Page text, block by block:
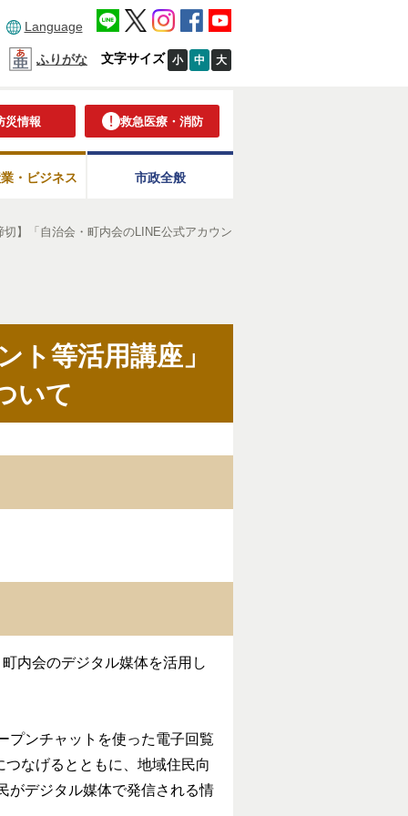
Language
ふりがな 文字サイズ 小 中 大
災情報 救急医療・消防
・ビジネス 市政全般
切】「自治会・町内会のLINE公式アカウン
ト等活用講座」
いて
内会のデジタル媒体を活用し
プンチャットを使った電子回覧
なげるとともに、地域住民向
がデジタル媒体で発信される情